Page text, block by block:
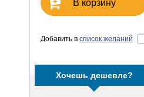
В корзину
Добавить в список желаний
Хочешь дешевле?